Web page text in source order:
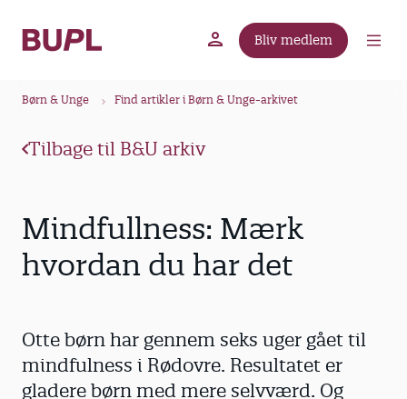
Bliv medlem
Børn & Unge Find artikler i Børn & Unge-arkivet
Tilbage til B&U arkiv
Mindfullness: Mærk
hvordan du har det
Otte børn har gennem seks uger gået til
mindfulness i Rødovre. Resultatet er
gladere børn med mere selvværd. Og